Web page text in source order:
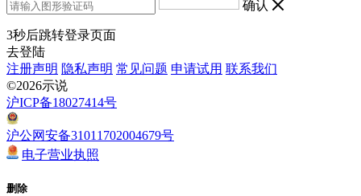
确认
3秒后跳转登录页面
去登陆
注册声明 隐私声明 常见问题 申请试用 联系我们
©2026示说
沪ICP备18027414号
沪公网安备31011702004679号
电子营业执照
删除